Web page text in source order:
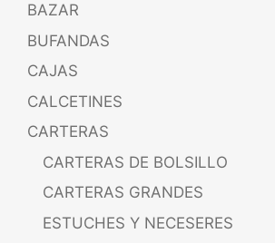
BAZAR
BUFANDAS
CAJAS
CALCETINES
CARTERAS
CARTERAS DE BOLSILLO
CARTERAS GRANDES
ESTUCHES Y NECESERES